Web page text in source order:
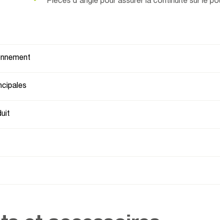
Pièces d'angle pour assurer la continuité sur le